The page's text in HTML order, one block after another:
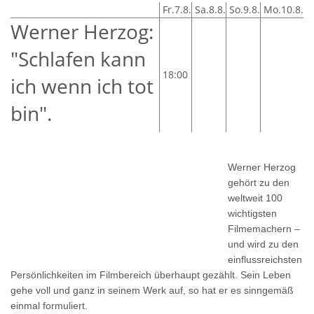
Fr.7.8. Sa.8.8. So.9.8. Mo.10.8.
Werner Herzog:
"Schlafen kann
ich wenn ich tot
bin".
18:00
Werner Herzog
gehört zu den
weltweit 100
wichtigsten
Filmemachern –
und wird zu den
einflussreichsten
Persönlichkeiten im Filmbereich überhaupt gezählt. Sein Leben
gehe voll und ganz in seinem Werk auf, so hat er es sinngemäß
einmal formuliert.